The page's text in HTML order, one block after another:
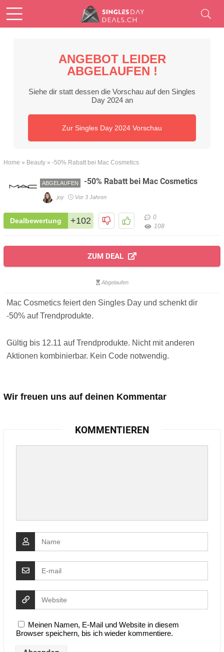
ANGEBOT LEIDER
ABGELAUFEN !
Siehe dir statt dessen die Vorschau auf den Singles
Day 2024 an
Zur Singles Day 2024 Vorschau
Home » Beauty » -50% Rabatt bei Mac Cosmetics
ABGELAUFEN -50% Rabatt bei Mac Cosmetics
joy Vor 3 Jahren
Dealbewertung +102
0
108
ZUM DEAL
Abgelaufen
Mac Cosmetics feiert den Singles Day und schenkt dir
-50% auf Trendprodukte.
Gültig bis 12.11 auf Trendprodukte. Nicht mit anderen
Aktionen kombinierbar. Kein Code notwendig.
Wir freuen uns auf deinen Kommentar
KOMMENTIEREN
Meinen Namen, E-Mail und Website in diesem
Browser speichern, bis ich wieder kommentiere.